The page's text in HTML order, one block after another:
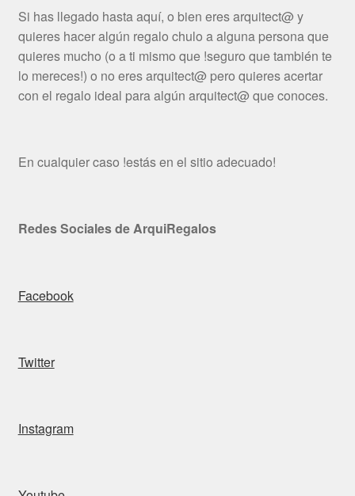
Si has llegado hasta aquí, o bien eres arquitect@ y
quieres hacer algún regalo chulo a alguna persona que
quieres mucho (o a ti mismo que !seguro que también te
lo mereces!) o no eres arquitect@ pero quieres acertar
con el regalo ideal para algún arquitect@ que conoces.
En cualquier caso !estás en el sitio adecuado!
Redes Sociales de ArquiRegalos
Facebook
Twitter
Instagram